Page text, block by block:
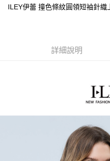
大哥付你分期
2.付款方式選擇「大哥付你分期」，
流程，驗證手機門號後，選擇欲分期
消。如遇「轉專審核」未通過狀況，
2.透過簡訊連結打開帳單後，可選擇
帳／街口支付／iPASS MONEY」等通
１．簡單：不需註冊會員、不需綁卡
２．便利：只要手機號碼，簡訊認證
３．安心：先確認商品／服務後，再
１．於結帳方式選擇「AFTEE先享
結帳頁面，進行簡訊認證並確認金額
２．訂單成立數日內，您將收到繳費
３．收到繳費通知簡訊後14天內，
每筆NT$120，滿NT$2,500(含以
每筆NT$120，滿NT$2,500(含以
ILEY伊蕾 撞色條紋圓領短袖針織
詳細說明